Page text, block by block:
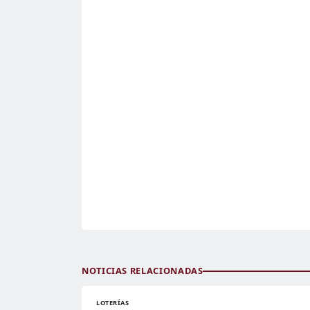
NOTICIAS RELACIONADAS
LOTERÍAS